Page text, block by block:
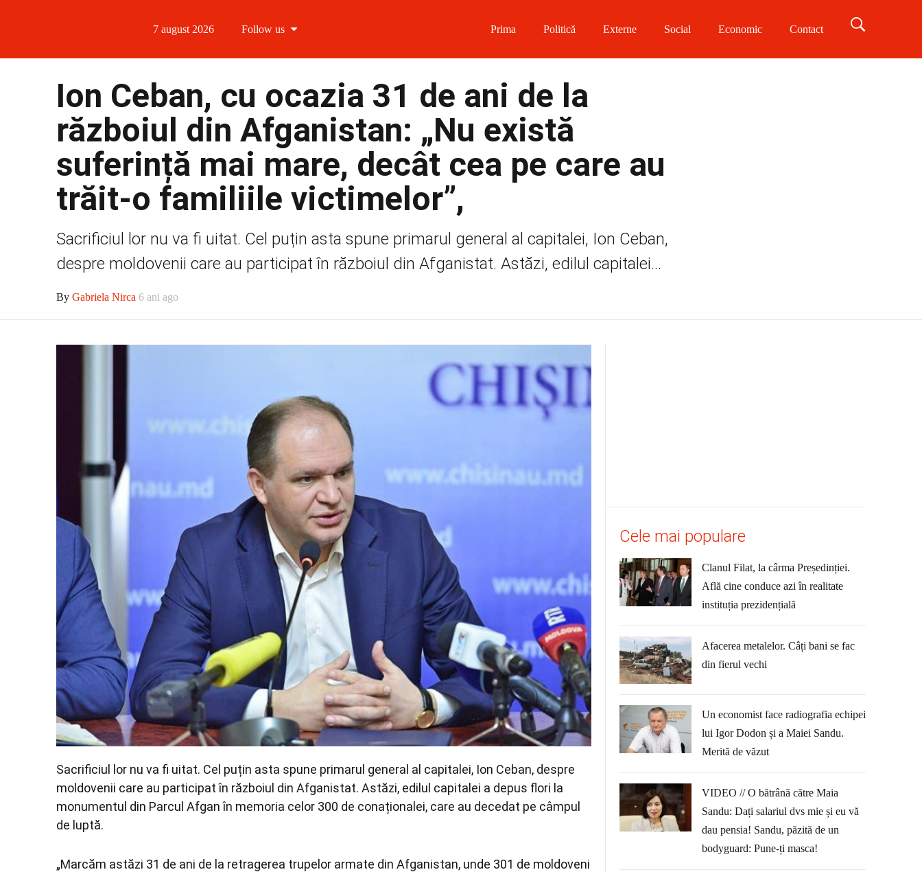
7 august 2026 Follow us
Follow us on Twitter
Follow us on Instagram
Follow us on Telegram
Prima Politică Externe Social Economic Contact
Ion Ceban, cu ocazia 31 de ani de la
războiul din Afganistan: „Nu există
suferință mai mare, decât cea pe care au
trăit-o familiile victimelor”,
Sacrificiul lor nu va fi uitat. Cel puțin asta spune primarul general al capitalei, Ion Ceban,
despre moldovenii care au participat în războiul din Afganistat. Astăzi, edilul capitalei...
By Gabriela Nirca 6 ani ago
Sacrificiul lor nu va fi uitat. Cel puțin asta spune primarul general al capitalei, Ion Ceban, despre
moldovenii care au participat în războiul din Afganistat. Astăzi, edilul capitalei a depus flori la
monumentul din Parcul Afgan în memoria celor 300 de conaționalei, care au decedat pe câmpul
de luptă.
„Marcăm astăzi 31 de ani de la retragerea trupelor armate din Afganistan, unde 301 de moldoveni
Cele mai populare
Clanul Filat, la cârma Președinției.
Află cine conduce azi în realitate
instituția prezidențială
Afacerea metalelor. Câți bani se fac
din fierul vechi
Un economist face radiografia echipei
lui Igor Dodon și a Maiei Sandu.
Merită de văzut
VIDEO // O bătrână către Maia
Sandu: Dați salariul dvs mie și eu vă
dau pensia! Sandu, păzită de un
bodyguard: Pune-ți masca!